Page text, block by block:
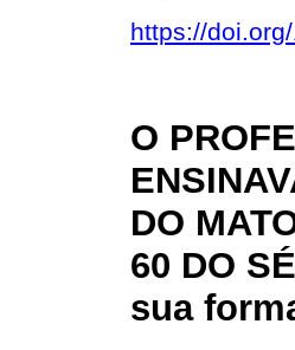
https://
O
DO
60 DO
sua